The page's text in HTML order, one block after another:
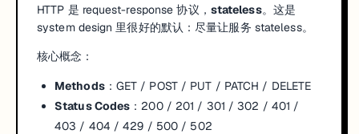
HTTP 是 request-response 协议， stateless。这是
system design 里很好的默认：尽量让服务 stateless。
核心概念：
Methods：GET / POST / PUT / PATCH / DELETE
Status Codes ：200 / 201 / 301 / 302 / 401 /
403 / 404 / 429 / 500 / 502